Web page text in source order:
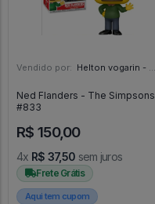
Vendido por: Helton vogarin - SP
Ned Flanders - The Simpsons
#833
R$ 150,00
4x R$ 37,50 sem juros
Frete Grátis
Aqui tem cupom